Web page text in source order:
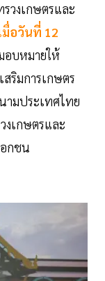
วงเกษตรและ
อวันที่ 12
อบหมายให้
ริมการเกษตร
ามประเทศไทย
งเกษตรและ
กชน